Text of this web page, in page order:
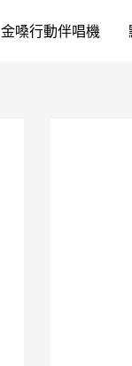
金嗓行動伴唱機